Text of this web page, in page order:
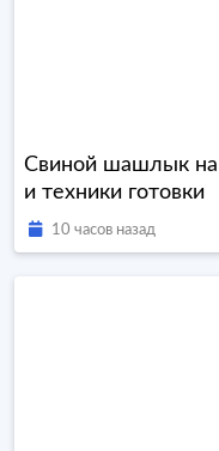
Свиной шашлык на
и техники готовки
10 часов назад